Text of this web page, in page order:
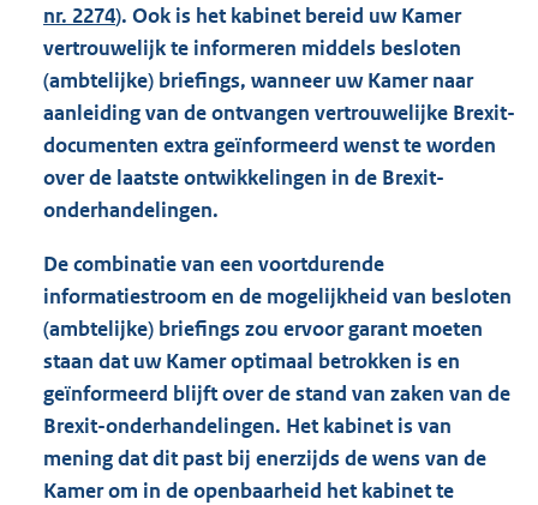
nr. 2274). Ook is het kabinet bereid uw Kamer
vertrouwelijk te informeren middels besloten
(ambtelijke) briefings, wanneer uw Kamer naar
aanleiding van de ontvangen vertrouwelijke Brexit-
documenten extra geïnformeerd wenst te worden
over de laatste ontwikkelingen in de Brexit-
onderhandelingen.
De combinatie van een voortdurende
informatiestroom en de mogelijkheid van besloten
(ambtelijke) briefings zou ervoor garant moeten
staan dat uw Kamer optimaal betrokken is en
geïnformeerd blijft over de stand van zaken van de
Brexit-onderhandelingen. Het kabinet is van
mening dat dit past bij enerzijds de wens van de
Kamer om in de openbaarheid het kabinet te